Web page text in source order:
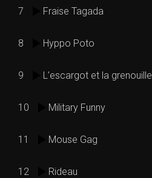
7 Fraise Tagada
8 Hyppo Poto
9 L’escargot et la grenouille
10 Military Funny
11 Mouse Gag
12 Rideau